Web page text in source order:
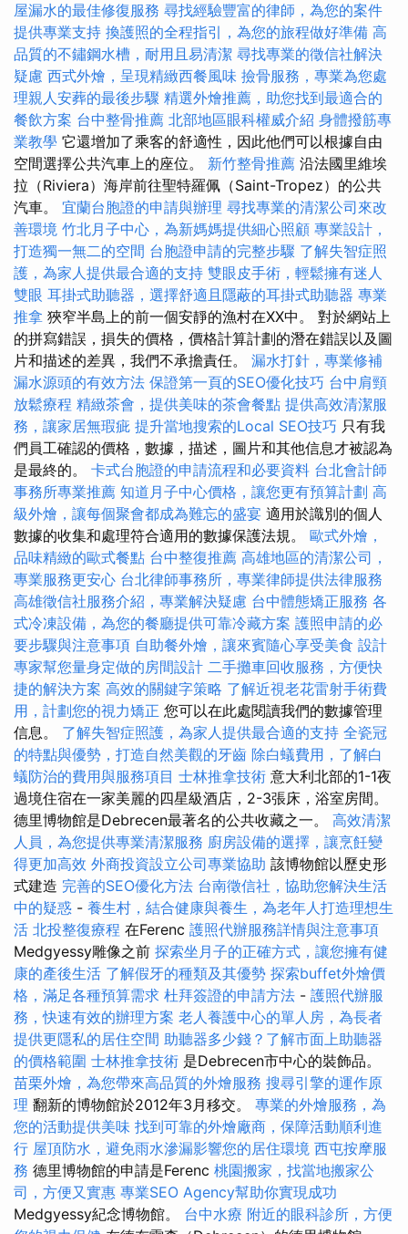
屋漏水的最佳修復服務 尋找經驗豐富的律師，為您的案件
提供專業支持 換護照的全程指引，為您的旅程做好準備 高
品質的不鏽鋼水槽，耐用且易清潔 尋找專業的徵信社解決
疑慮 西式外燴，呈現精緻西餐風味 撿骨服務，專業為您處
理親人安葬的最後步驟 精選外燴推薦，助您找到最適合的
餐飲方案 台中整骨推薦 北部地區眼科權威介紹 身體撥筋專
業教學 它還增加了乘客的舒適性，因此他們可以根據自由
空間選擇公共汽車上的座位。 新竹整骨推薦 沿法國里維埃
拉（Riviera）海岸前往聖特羅佩（Saint-Tropez）的公共
汽車。 宜蘭台胞證的申請與辦理 尋找專業的清潔公司來改
善環境 竹北月子中心，為新媽媽提供細心照顧 專業設計，
打造獨一無二的空間 台胞證申請的完整步驟 了解失智症照
護，為家人提供最合適的支持 雙眼皮手術，輕鬆擁有迷人
雙眼 耳掛式助聽器，選擇舒適且隱蔽的耳掛式助聽器 專業
推拿 狹窄半島上的前一個安靜的漁村在XX中。 對於網站上
的拼寫錯誤，損失的價格，價格計算計劃的潛在錯誤以及圖
片和描述的差異，我們不承擔責任。 漏水打針，專業修補
漏水源頭的有效方法 保證第一頁的SEO優化技巧 台中肩頸
放鬆療程 精緻茶會，提供美味的茶會餐點 提供高效清潔服
務，讓家居無瑕疵 提升當地搜索的Local SEO技巧 只有我
們員工確認的價格，數據，描述，圖片和其他信息才被認為
是最終的。 卡式台胞證的申請流程和必要資料 台北會計師
事務所專業推薦 知道月子中心價格，讓您更有預算計劃 高
級外燴，讓每個聚會都成為難忘的盛宴 適用於識別的個人
數據的收集和處理符合適用的數據保護法規。 歐式外燴，
品味精緻的歐式餐點 台中整復推薦 高雄地區的清潔公司，
專業服務更安心 台北律師事務所，專業律師提供法律服務
高雄徵信社服務介紹，專業解決疑慮 台中體態矯正服務 各
式冷凍設備，為您的餐廳提供可靠冷藏方案 護照申請的必
要步驟與注意事項 自助餐外燴，讓來賓隨心享受美食 設計
專家幫您量身定做的房間設計 二手攤車回收服務，方便快
捷的解決方案 高效的關鍵字策略 了解近視老花雷射手術費
用，計劃您的視力矯正 您可以在此處閱讀我們的數據管理
信息。 了解失智症照護，為家人提供最合適的支持 全瓷冠
的特點與優勢，打造自然美觀的牙齒 除白蟻費用，了解白
蟻防治的費用與服務項目 士林推拿技術 意大利北部的1-1夜
過境住宿在一家美麗的四星級酒店，2-3張床，浴室房間。
德里博物館是Debrecen最著名的公共收藏之一。 高效清潔
人員，為您提供專業清潔服務 廚房設備的選擇，讓烹飪變
得更加高效 外商投資設立公司專業協助 該博物館以歷史形
式建造 完善的SEO優化方法 台南徵信社，協助您解決生活
中的疑惑 - 養生村，結合健康與養生，為老年人打造理想生
活 北投整復療程 在Ferenc 護照代辦服務詳情與注意事項
Medgyessy雕像之前 探索坐月子的正確方式，讓您擁有健
康的產後生活 了解假牙的種類及其優勢 探索buffet外燴價
格，滿足各種預算需求 杜拜簽證的申請方法 - 護照代辦服
務，快速有效的辦理方案 老人養護中心的單人房，為長者
提供更隱私的居住空間 助聽器多少錢？了解市面上助聽器
的價格範圍 士林推拿技術 是Debrecen市中心的裝飾品。
苗栗外燴，為您帶來高品質的外燴服務 搜尋引擎的運作原
理 翻新的博物館於2012年3月移交。 專業的外燴服務，為
您的活動提供美味 找到可靠的外燴廠商，保障活動順利進
行 屋頂防水，避免雨水滲漏影響您的居住環境 西屯按摩服
務 德里博物館的申請是Ferenc 桃園搬家，找當地搬家公
司，方便又實惠 專業SEO Agency幫助你實現成功
Medgyessy紀念博物館。 台中水療 附近的眼科診所，方便